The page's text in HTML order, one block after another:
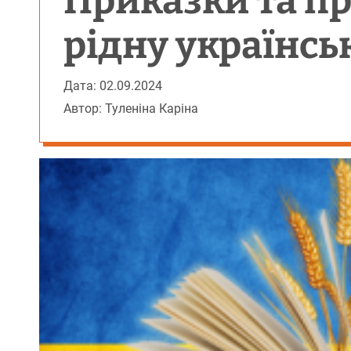
рідну
Дата: 02.09.2024
Автор: Туленіна Каріна